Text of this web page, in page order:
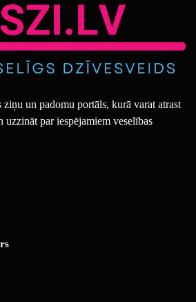
un padomu portāls, kurā varat atrast
uzzināt par iespējamiem veselības